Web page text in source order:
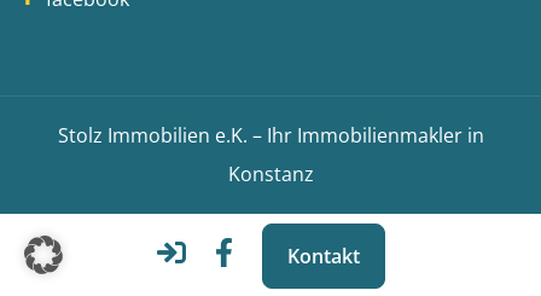
Kontakt
Stolz Immobilien e.K. – Ihr Immobilienmakler in
Konstanz